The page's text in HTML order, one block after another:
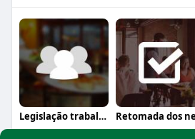
Legislação trabalhista